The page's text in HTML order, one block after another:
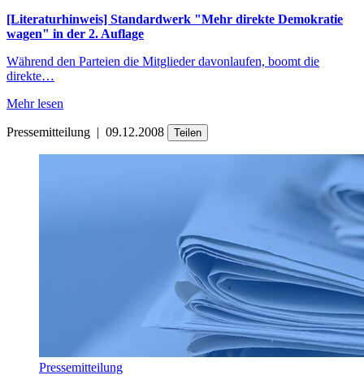
[Literaturhinweis] Standardwerk "Mehr direkte Demokratie
wagen" in der 2. Auflage
Während den Parteien die Mitglieder davonlaufen, boomt die
direkte…
Mehr lesen
Pressemitteilung | 09.12.2008 Teilen
Pressemitteilung